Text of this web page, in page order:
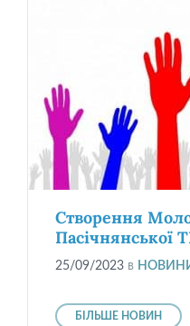
Створення
Пасічнянської
25/09/2023 в
БІЛЬШЕ НОВИН